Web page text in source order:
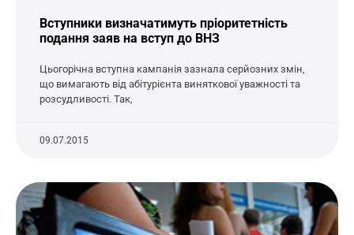
Вступники визначатимуть пріоритетність
подання заяв на вступ до ВНЗ
Цьогорічна вступна кампанія зазнала серйозних змін,
що вимагають від абітурієнта виняткової уважності та
розсудливості. Так,
09.07.2015